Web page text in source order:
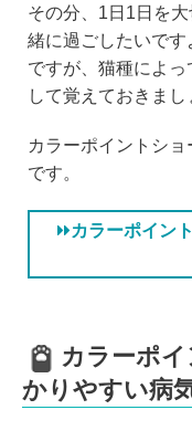
その分、1日1日を
緒に過ごしたいです
ですが、猫種によ
して覚えておきまし
カラーポイントシ
です。
カラーポイン
カラーポ
かりやすい病